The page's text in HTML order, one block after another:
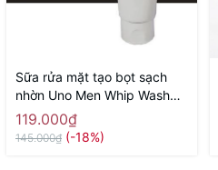
Sữa rửa mặt tạo bọt sạch
nhờn Uno Men Whip Wash
Black 130g - Hàng Nhật
chính hãng
119.000₫
145.000₫ (-18%)